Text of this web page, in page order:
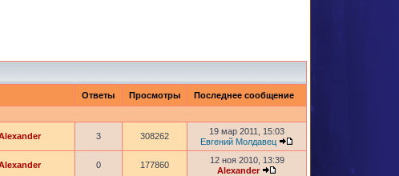
Ответы Просмотры Последнее сообщение
3 308262
19 мар 2011, 15:03
Евгений Молдавец
0 177860
12 ноя 2010, 13:39
Alexander